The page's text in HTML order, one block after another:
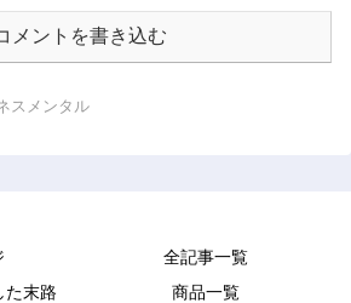
メントを書き込む
スメンタル
全記事一覧
た末路
商品一覧